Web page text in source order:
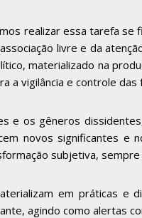
realizar essa tarefa se
livre e da
materializado na
a vigilância e controle
e os gêneros
novos significantes e
subjetiva,
em práticas e
agindo como alertas